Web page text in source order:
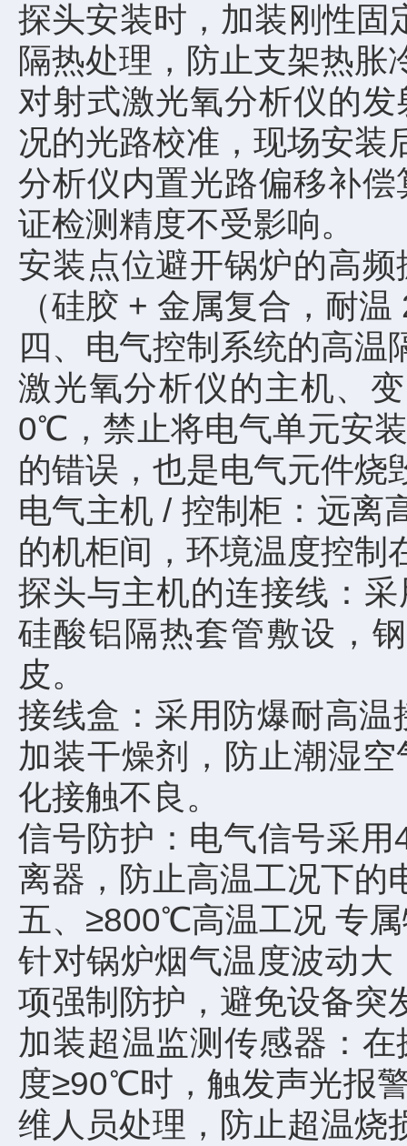
探头安装时，加装刚性固
隔热处理，防止支架热胀
对射式激光氧分析仪的
况的光路校准，现场安装
分析仪内置光路偏移补
证检测精度不受影响。
安装点位避开锅炉的高
（硅胶 + 金属复合，耐
四、电气控制系统的高温
激光氧分析仪的主机、
0℃，禁止将电气单元安
的错误，也是电气元件烧
电气主机 / 控制柜：远离
的机柜间，环境温度控
探头与主机的连接线：
硅酸铝隔热套管敷设，
皮。
接线盒：采用防爆耐高
加装干燥剂，防止潮湿
化接触不良。
信号防护：电气信号采
离器，防止高温工况下的
五、≥800℃高温工况 专
针对锅炉烟气温度波动
项强制防护，避免设备突
加装超温监测传感器：
度≥90℃时，触发声光报
维人员处理，防止超温烧